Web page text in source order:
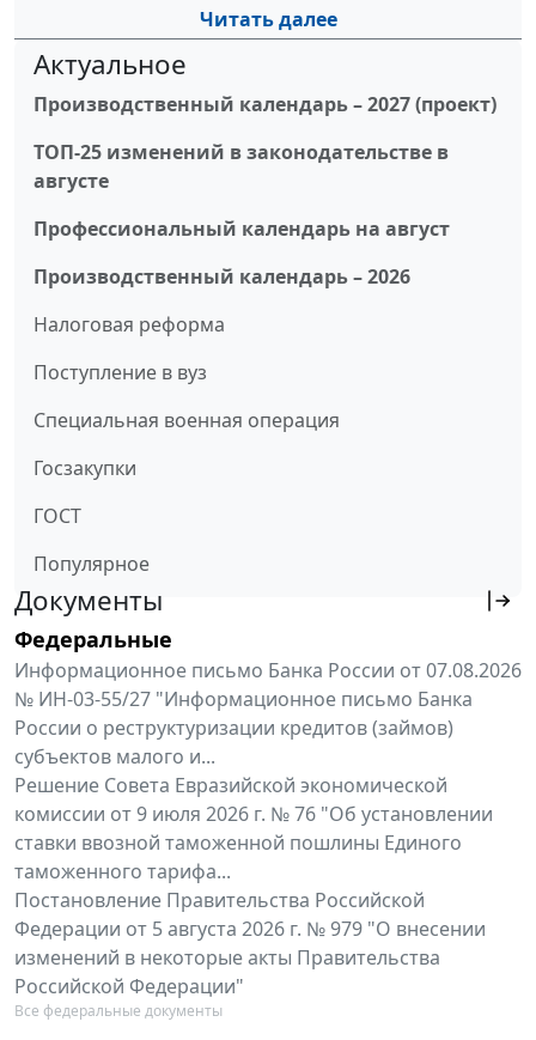
Читать далее
Актуальное
Производственный календарь – 2027 (проект)
ТОП-25 изменений в законодательстве в
августе
Профессиональный календарь на август
Производственный календарь – 2026
Налоговая реформа
Поступление в вуз
Специальная военная операция
Госзакупки
ГОСТ
Популярное
Документы
Федеральные
Информационное письмо Банка России от 07.08.2026
№ ИН-03-55/27 "Информационное письмо Банка
России о реструктуризации кредитов (займов)
субъектов малого и...
Решение Совета Евразийской экономической
комиссии от 9 июля 2026 г. № 76 "Об установлении
ставки ввозной таможенной пошлины Единого
таможенного тарифа...
Постановление Правительства Российской
Федерации от 5 августа 2026 г. № 979 "О внесении
изменений в некоторые акты Правительства
Российской Федерации"
Все федеральные документы